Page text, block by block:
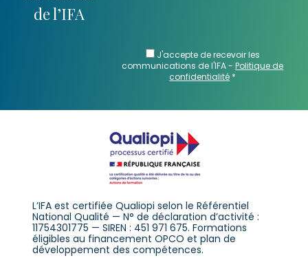
de l’IFA
J'accepte de recevoir les
communications de l'IFA -Politique de
confidentialité *
L’IFA est certifiée Qualiopi selon le Référentiel
National Qualité — N° de déclaration d’activité :
11754301775 — SIREN : 451 971 675. Formations
éligibles au financement OPCO et plan de
développement des compétences.